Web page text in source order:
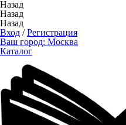
Назад
Назад
Назад
Вход /Регистрация
Ваш город: Москва
Каталог